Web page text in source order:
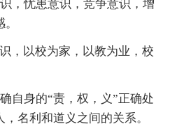
，忧患意识，竞争意识，增
，以校为家，以教为业，校
自身的“责，权，义”正确处
名利和道义之间的关系。